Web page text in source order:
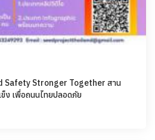
Safety Stronger Together สาน
ง เพื่อถนนไทยปลอดภัย